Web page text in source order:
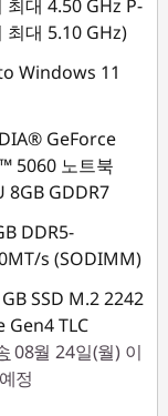
최대 4.50 GHz P-
최대 5.10 GHz)
Windows 11
GeForce
5060 노트북
8GB GDDR7
DDR5-
s (SODIMM)
SSD M.2 2242
Gen4 TLC
08월 24일(월) 이
정